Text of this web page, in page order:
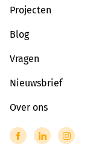
Projecten
Blog
Vragen
Nieuwsbrief
Over ons